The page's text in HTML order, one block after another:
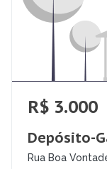
R$ 3.000
Depósito-
Rua Boa